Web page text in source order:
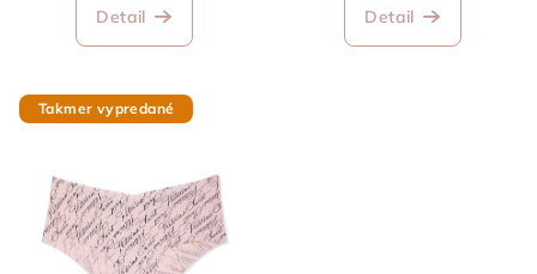
Detail Detail
Takmer vypredané